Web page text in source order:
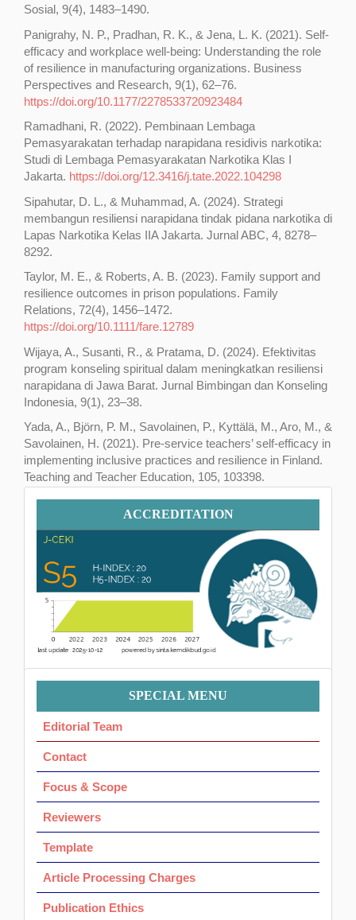
Sosial, 9(4), 1483–1490.
Panigrahy, N. P., Pradhan, R. K., & Jena, L. K. (2021). Self-
efficacy and workplace well-being: Understanding the role
of resilience in manufacturing organizations. Business
Perspectives and Research, 9(1), 62–76.
https://doi.org/10.1177/2278533720923484
Ramadhani, R. (2022). Pembinaan Lembaga
Pemasyarakatan terhadap narapidana residivis narkotika:
Studi di Lembaga Pemasyarakatan Narkotika Klas I
Jakarta. https://doi.org/12.3416/j.tate.2022.104298
Sipahutar, D. L., & Muhammad, A. (2024). Strategi
membangun resiliensi narapidana tindak pidana narkotika di
Lapas Narkotika Kelas IIA Jakarta. Jurnal ABC, 4, 8278–
8292.
Taylor, M. E., & Roberts, A. B. (2023). Family support and
resilience outcomes in prison populations. Family
Relations, 72(4), 1456–1472.
https://doi.org/10.1111/fare.12789
Wijaya, A., Susanti, R., & Pratama, D. (2024). Efektivitas
program konseling spiritual dalam meningkatkan resiliensi
narapidana di Jawa Barat. Jurnal Bimbingan dan Konseling
Indonesia, 9(1), 23–38.
Yada, A., Björn, P. M., Savolainen, P., Kyttälä, M., Aro, M., &
Savolainen, H. (2021). Pre-service teachers’ self-efficacy in
implementing inclusive practices and resilience in Finland.
Teaching and Teacher Education, 105, 103398.
AccreditationACCREDITATION
Menu
Ok
SPECIAL MENU
Editorial Team
Contact
Focus & Scope
Reviewers
Template
Article Processing Charges
Publication Ethics